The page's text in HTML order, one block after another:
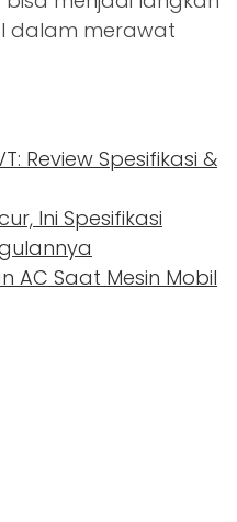
dalam merawat
Review Spesifikasi &
Ini Spesifikasi
AC Saat Mesin Mobil